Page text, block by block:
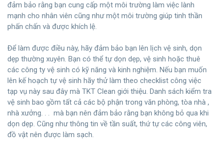
đảm bảo rằng bạn cung cấp một môi trường làm việc lành
mạnh cho nhân viên cũng như một môi trường giúp tinh thần
phấn chấn và được khích lệ.
Để làm được điều này, hãy đảm bảo bạn lên lịch vệ sinh, dọn
dẹp thường xuyên. Bạn có thể tự dọn dẹp, vệ sinh hoặc thuê
các công ty vệ sinh có kỹ năng và kinh nghiệm. Nếu bạn muốn
lên kế hoạch tự vệ sinh hãy thử làm theo checklist công việc
tạp vụ này sau đây mà TKT Clean giới thiệu. Danh sách kiểm tra
vệ sinh bao gồm tất cả các bộ phận trong văn phòng, tòa nhà ,
nhà xưởng. . . mà bạn nên đảm bảo rằng bạn không bỏ qua khi
dọn dẹp. Cũng như thông tin về tần suất, thứ tự các công viên,
đồ vật nên được làm sạch.